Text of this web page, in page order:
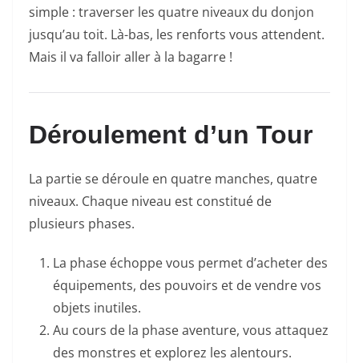
simple : traverser les quatre niveaux du donjon
jusqu’au toit. Là-bas, les renforts vous attendent.
Mais il va falloir aller à la bagarre !
Déroulement d’un Tour
La partie se déroule en quatre manches, quatre
niveaux. Chaque niveau est constitué de
plusieurs phases.
La phase échoppe vous permet d’acheter des
équipements, des pouvoirs et de vendre vos
objets inutiles.
Au cours de la phase aventure, vous attaquez
des monstres et explorez les alentours.